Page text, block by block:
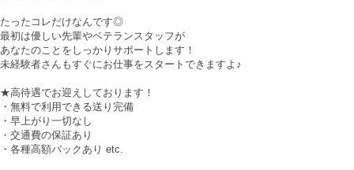
たったコレだけなんです◎
最初は優しい先輩やベテランスタッフが
あなたのことをしっかりサポートします！
未経験者さんもすぐにお仕事をスタートできますよ♪
★高待遇でお迎えしております！
・無料で利用できる送り完備
・早上がり一切なし
・交通費の保証あり
・各種高額バックあり etc.